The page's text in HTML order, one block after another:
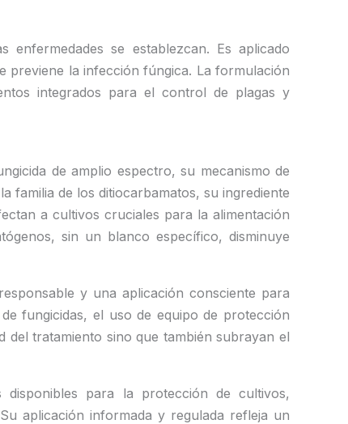
se establezcan. Es aplicado
previene la infección fúngica. La formulación
integrados para el control de plagas y
de amplio espectro, su mecanismo de
familia de los ditiocarbamatos, su ingrediente
a cultivos cruciales para la alimentación
sin un blanco específico, disminuye
y una aplicación consciente para
fungicidas, el uso de equipo de protección
del tratamiento sino que también subrayan el
para la protección de cultivos,
aplicación informada y regulada refleja un